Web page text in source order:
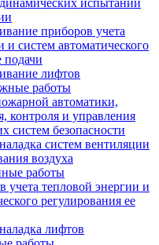
испытаний
приборов учета
и систем автоматического
подачи
лифтов
работы
автоматики,
контроля и управления
систем безопасности
систем вентиляции
воздуха
работы
тепловой энергии и
регулирования ее
лифтов